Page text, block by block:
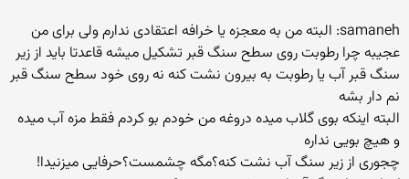
samaneh: البته من به معجزه یا خرافه اعتقادی ندارم ولی برای من
عجیبه چرا رطوبت روی سطح سنگ قبر تشكیل میشه قاعدتا باید از زیر
سنگ قبر آب یا رطوبت به بیرون نشت كنه نه روی خود سطح سنگ قبر
نم دار بشه
البته اینكه بوی گلاب میده دروغه من خودم بو كردم فقط مزه آب میده
و هیچ بویی نداره
چجوری از زیر سنگ آب نشت کنه؟مگه چشمست؟حرفایی میزنیدا!